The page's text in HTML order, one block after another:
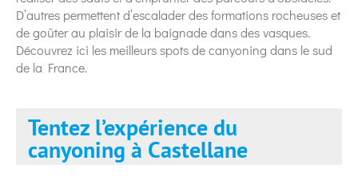
D’autres permettent d’escalader des formations rocheuses et
de goûter au plaisir de la baignade dans des vasques.
Découvrez ici les meilleurs spots de canyoning dans le sud
de la France.
Tentez l’expérience du
canyoning à Castellane